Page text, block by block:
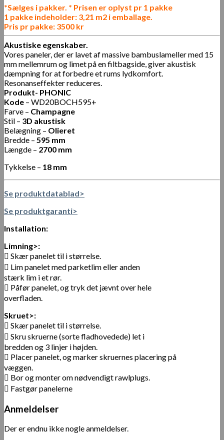
*Sælges i pakker. * Prisen er oplyst pr 1 pakke
1 pakke indeholder: 3,21 m2 i emballage.
Pris pr pakke: 3500 kr
Akustiske egenskaber.
Vores paneler, der er lavet af massive bambuslameller med 15
mm mellemrum og limet på en filtbagside, giver akustisk
dæmpning for at forbedre et rums lydkomfort.
Resonanseffekter reduceres.
Produkt- PHONIC
Kode – WD20BOCH595+
Farve – Champagne
Stil – 3D akustisk
Belægning – Olieret
Bredde – 595 mm
Længde – 2700 mm
Tykkelse – 18 mm
Se produktdatablad>
Se produktgaranti>
Installation:
Limning>:
 Skær panelet til i størrelse.
 Lim panelet med parketlim eller anden
stærk lim i et rør.
 Påfør panelet, og tryk det jævnt over hele
overfladen.
Skruet>:
 Skær panelet til i størrelse.
 Skru skruerne (sorte fladhovedede) let i
bredden og 3 linjer i højden.
 Placer panelet, og marker skruernes placering på
væggen.
 Bor og monter om nødvendigt rawlplugs.
 Fastgør panelerne
Anmeldelser
Der er endnu ikke nogle anmeldelser.